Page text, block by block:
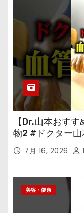
【Dr.山本おす
物2 #ドクター
7月 16, 2026
美容・健康